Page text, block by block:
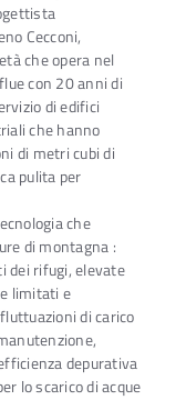
Cecconi,
che opera nel
con 20 anni di
di edifici
che hanno
di metri cubi di
pulita per
che
di montagna :
rifugi, elevate
limitati e
di carico
depurativa
lo scarico di acque